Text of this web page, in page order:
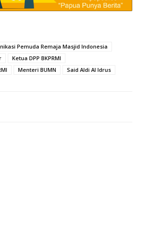
Pemuda Remaja Masjid Indonesia
Ketua DPP BKPRMI
Menteri BUMN Said Aldi Al Idrus